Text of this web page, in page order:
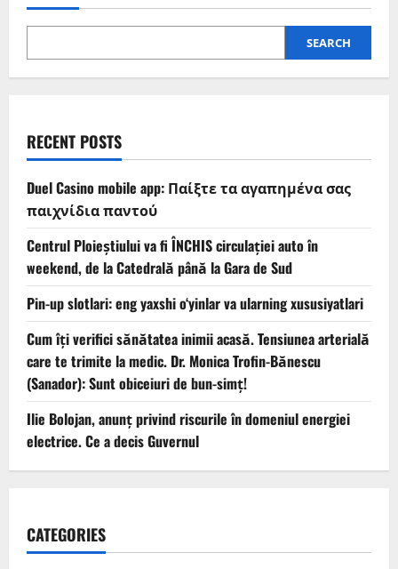
SEARCH
RECENT POSTS
Duel Casino mobile app: Παίξτε τα αγαπημένα σας
παιχνίδια παντού
Centrul Ploieștiului va fi ÎNCHIS circulației auto în
weekend, de la Catedrală până la Gara de Sud
Pin-up slotlari: eng yaxshi o‘yinlar va ularning xususiyatlari
Cum îți verifici sănătatea inimii acasă. Tensiunea arterială
care te trimite la medic. Dr. Monica Trofin-Bănescu
(Sanador): Sunt obiceiuri de bun-simț!
Ilie Bolojan, anunț privind riscurile în domeniul energiei
electrice. Ce a decis Guvernul
CATEGORIES